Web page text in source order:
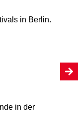
in Berlin.
in der